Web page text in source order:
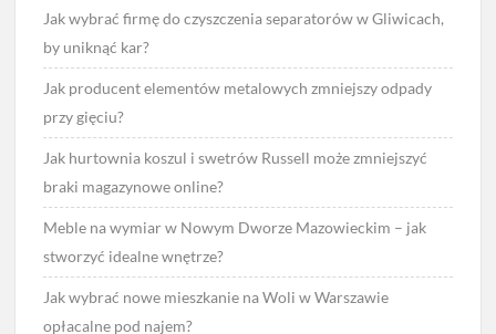
Jak wybrać firmę do czyszczenia separatorów w Gliwicach,
by uniknąć kar?
Jak producent elementów metalowych zmniejszy odpady
przy gięciu?
Jak hurtownia koszul i swetrów Russell może zmniejszyć
braki magazynowe online?
Meble na wymiar w Nowym Dworze Mazowieckim – jak
stworzyć idealne wnętrze?
Jak wybrać nowe mieszkanie na Woli w Warszawie
opłacalne pod najem?